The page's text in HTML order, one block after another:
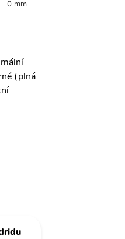
0 mm
(plná